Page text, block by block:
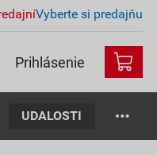
Vyberte si predajňu
Prihlásenie
UDALOSTI